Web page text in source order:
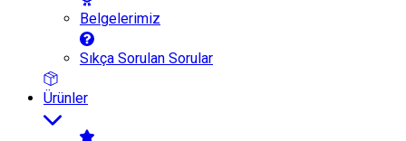
Belgelerimiz
Sıkça Sorulan Sorular
Ürünler